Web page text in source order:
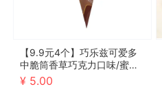
【9.9元4个】巧乐兹可爱多
中脆筒香草巧克力口味/蜜瓜
玫瑰车厘子口味 70g
¥ 5.00